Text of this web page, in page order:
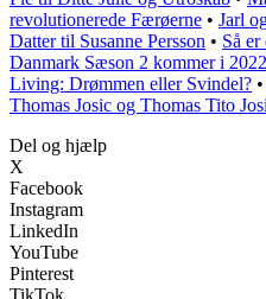
revolutionerede Færøerne • Jarl
Datter til Susanne Persson • Så
Danmark Sæson 2 kommer i
Living: Drømmen eller Svindel? •
Thomas Josic og Thomas Tito
Del og hjælp
X
Facebook
Instagram
LinkedIn
YouTube
Pinterest
TikTok